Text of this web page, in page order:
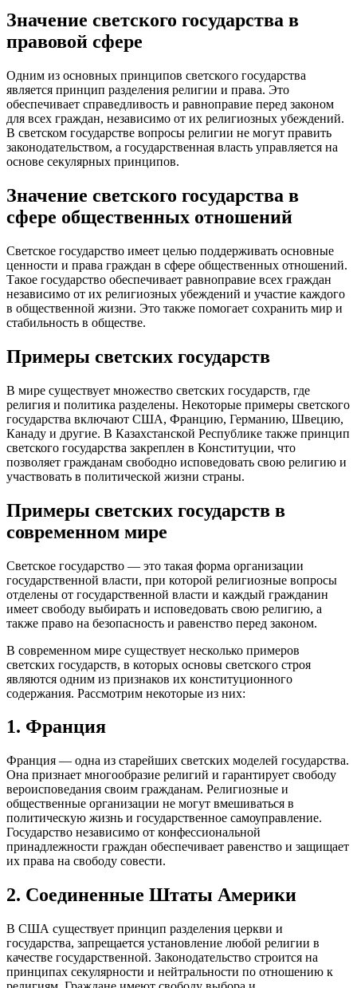
Значение светского государства в
правовой сфере
Одним из основных принципов светского государства
является принцип разделения религии и права. Это
обеспечивает справедливость и равноправие перед законом
для всех граждан, независимо от их религиозных убеждений.
В светском государстве вопросы религии не могут править
законодательством, а государственная власть управляется на
основе секулярных принципов.
Значение светского государства в
сфере общественных отношений
Светское государство имеет целью поддерживать основные
ценности и права граждан в сфере общественных отношений.
Такое государство обеспечивает равноправие всех граждан
независимо от их религиозных убеждений и участие каждого
в общественной жизни. Это также помогает сохранить мир и
стабильность в обществе.
Примеры светских государств
В мире существует множество светских государств, где
религия и политика разделены. Некоторые примеры светского
государства включают США, Францию, Германию, Швецию,
Канаду и другие. В Казахстанской Республике также принцип
светского государства закреплен в Конституции, что
позволяет гражданам свободно исповедовать свою религию и
участвовать в политической жизни страны.
Примеры светских государств в
современном мире
Светское государство — это такая форма организации
государственной власти, при которой религиозные вопросы
отделены от государственной власти и каждый гражданин
имеет свободу выбирать и исповедовать свою религию, а
также право на безопасность и равенство перед законом.
В современном мире существует несколько примеров
светских государств, в которых основы светского строя
являются одним из признаков их конституционного
содержания. Рассмотрим некоторые из них:
1. Франция
Франция — одна из старейших светских моделей государства.
Она признает многообразие религий и гарантирует свободу
вероисповедания своим гражданам. Религиозные и
общественные организации не могут вмешиваться в
политическую жизнь и государственное самоуправление.
Государство независимо от конфессиональной
принадлежности граждан обеспечивает равенство и защищает
их права на свободу совести.
2. Соединенные Штаты Америки
В США существует принцип разделения церкви и
государства, запрещается установление любой религии в
качестве государственной. Законодательство строится на
принципах секулярности и нейтральности по отношению к